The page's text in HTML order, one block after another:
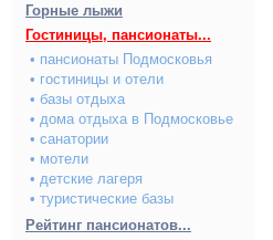
Горные лыжи
Гостиницы, пансионаты...
• пансионаты Подмосковья
• гостиницы и отели
• базы отдыха
• дома отдыха в Подмосковье
• санатории
• мотели
• детские лагеря
• туристические базы
Рейтинг пансионатов...